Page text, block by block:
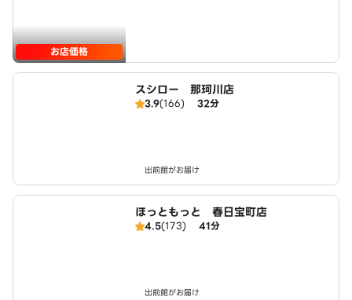
お店価格
スシロー 那珂川店
3.9(166) 32分
出前館がお届け
ほっともっと 春日宝町店
4.5(173) 41分
出前館がお届け